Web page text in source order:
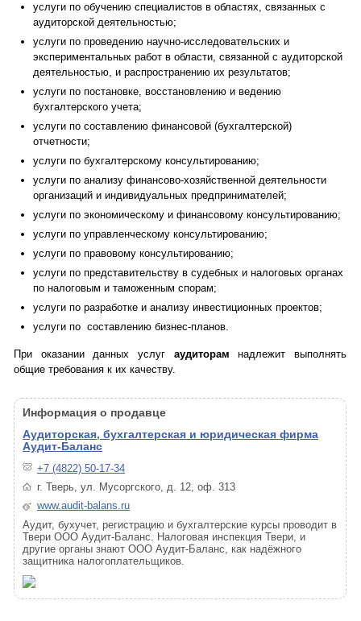
услуги по обучению специалистов в областях, связанных с
аудиторской деятельностью;
услуги по проведению научно-исследовательских и
экспериментальных работ в области, связанной с аудиторской
деятельностью, и распространению их результатов;
услуги по постановке, восстановлению и ведению
бухгалтерского учета;
услуги по составлению финансовой (бухгалтерской)
отчетности;
услуги по бухгалтерскому консультированию;
услуги по анализу финансово-хозяйственной деятельности
организаций и индивидуальных предпринимателей;
услуги по экономическому и финансовому консультированию;
услуги по управленческому консультированию;
услуги по правовому консультированию;
услуги по представительству в судебных и налоговых органах
по налоговым и таможенным спорам;
услуги по разработке и анализу инвестиционных проектов;
услуги по составлению бизнес-планов.
При оказании данных услуг аудиторам
надлежит выполнять
общие требования к их качеству.
Информация о продавце
Аудиторская, бухгалтерская и юридическая фирма
Аудит-Баланс
+7 (4822) 50-17-34
г. Тверь, ул. Мусоргского, д. 12, оф. 313
www.audit-balans.ru
Аудит, бухучет, регистрацию и бухгалтерские курсы проводит в
Твери ООО Аудит-Баланс. Налоговая инспекция Твери, и
другие органы знают ООО Аудит-Баланс, как надёжного
защитника налогоплательщиков.